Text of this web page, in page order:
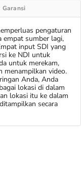
Garansi
pengaturan
empat sumber lagi,
input SDI yang
ke NDI untuk
untuk merekam,
menampilkan video.
Anda, Anda
lokasi di dalam
lokasi itu ke dalam
secara